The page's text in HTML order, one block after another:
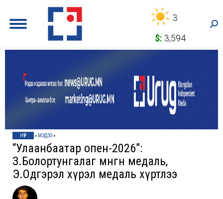
3
$: 3,594
НҮҮР » МЭДЭЭ»
“Улаанбаатар опен-2026”:
З.Болортунгалаг мөнгөн медаль,
Э.Одгэрэл хүрэл медаль хүртлээ